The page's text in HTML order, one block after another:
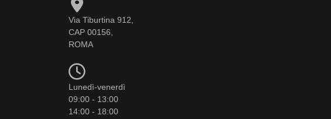
Via Tiburtina 912,
CAP 00156,
ROMA
Lunedì-venerdì
09:00 - 13:00
14:00 - 18:00